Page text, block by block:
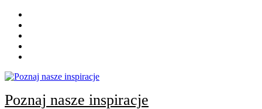
Skip
content
Poznaj nasze inspiracje